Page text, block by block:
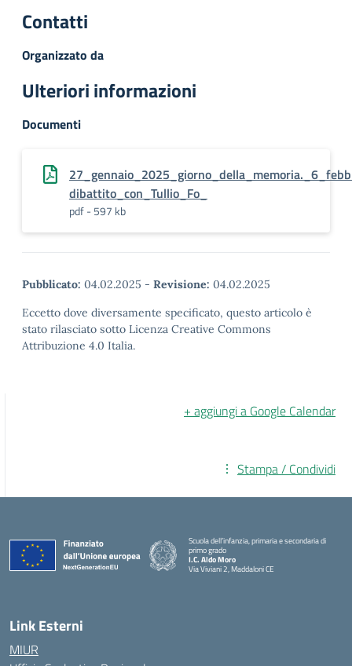
Contatti
Organizzato da
Ulteriori informazioni
Documenti
dibattito_con_Tullio_Fo_
pdf - 597 kb
Pubblicato: 04.02.2025 - Revisione: 04.02.2025
Eccetto dove diversamente specificato, questo articolo è
stato rilasciato sotto Licenza Creative Commons
Attribuzione 4.0 Italia.
+ aggiungi a Google Calendar
Stampa / Condividi
Scuola dell’infanzia, primaria e secondaria di
primo grado
I.C. Aldo Moro
Via Viviani 2, Maddaloni CE
Link Esterni
MIUR